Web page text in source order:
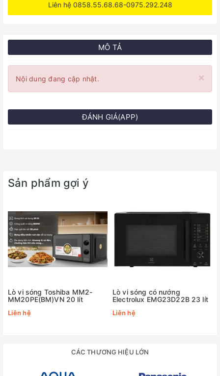
Liên hệ 0858.55.68.68-0975.292.248
MÔ TẢ
×
Nội dung đang cập nhật.
ĐÁNH GIÁ(APP)
Sản phẩm gợi ý
Lò vi sóng Toshiba MM2-
MM20PE(BM)VN 20 lít
Liên hệ
Lò vi sóng có nướng
Electrolux EMG23D22B 23 lít
Liên hệ
CÁC THƯƠNG HIỆU LỚN